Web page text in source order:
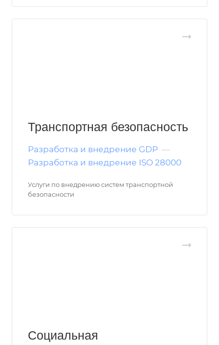
Транспортная безопасность
Разработка и внедрение GDP —
Разработка и внедрение ISO 28000
Услуги по внедрению систем транспортной
безопасности
Социальная